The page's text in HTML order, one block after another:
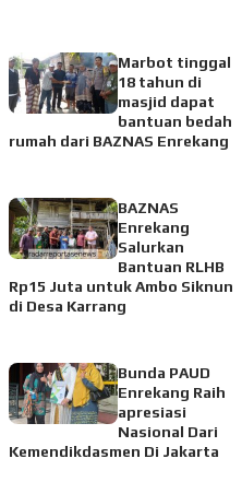
Marbot tinggal
18 tahun di
masjid dapat
bantuan bedah
rumah dari BAZNAS Enrekang
BAZNAS
Enrekang
Salurkan
Bantuan RLHB
Rp15 Juta untuk Ambo Siknun
di Desa Karrang
Bunda PAUD
Enrekang Raih
apresiasi
Nasional Dari
Kemendikdasmen Di Jakarta